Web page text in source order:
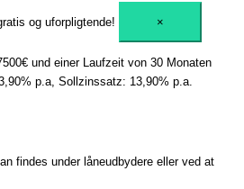
og uforpligtende! ×
und einer Laufzeit von 30 Monaten
p.a, Sollzinssatz: 13,90% p.a.
findes under låneudbydere eller ved at